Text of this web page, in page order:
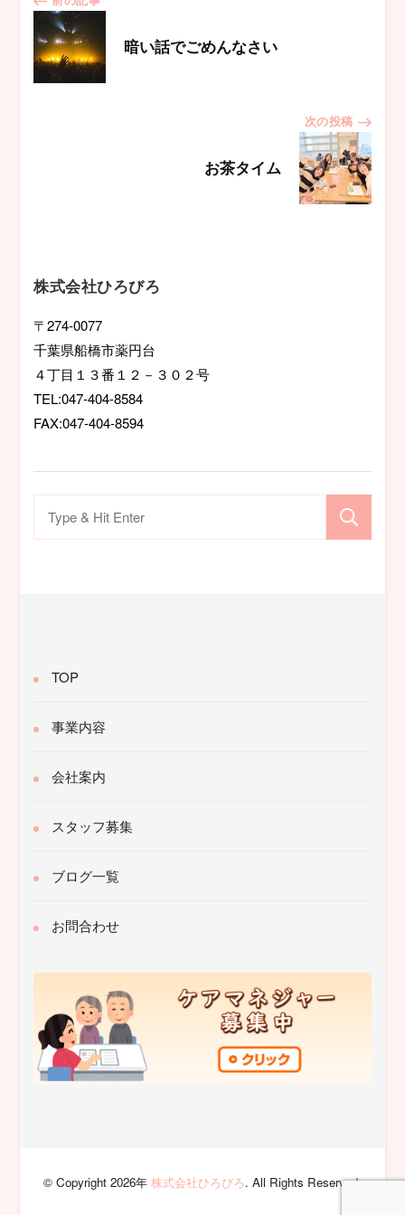
稿
ナ
シ
ョ
ン
暗い話でごめんなさい
次の投稿
お茶タイム
株式会社ひろびろ
〒274-0077
千葉県船橋市薬円台
４丁目１３番１２－３０２号
TEL:047-404-8584
FAX:047-404-8594
TOP
事業内容
会社案内
スタッフ募集
ブログ一覧
お問合わせ
© Copyright 2026年 株式会社ひろびろ. All Rights Reserved.